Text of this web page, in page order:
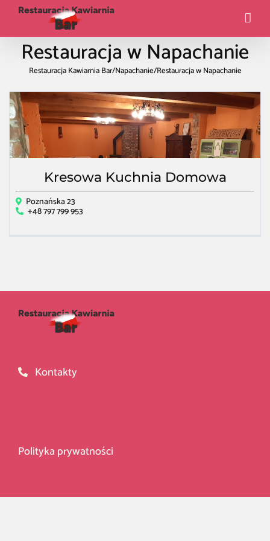
Restauracja w Napachanie
Restauracja Kawiarnia Bar/Napachanie/Restauracja w Napachanie
Kresowa Kuchnia Domowa
Poznańska 23
+48 797 799 953
Kontakty
Polityka prywatności